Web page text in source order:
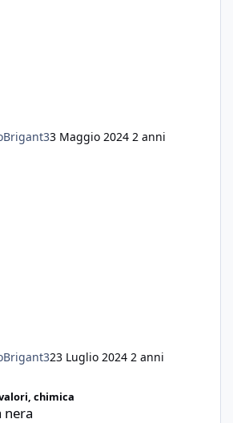
3 Maggio 2024 2 anni
23 Luglio 2024 2 anni
chimica
nera